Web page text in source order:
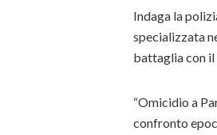
Indaga la
specializzata
battaglia con il
“Omicidio a
confronto